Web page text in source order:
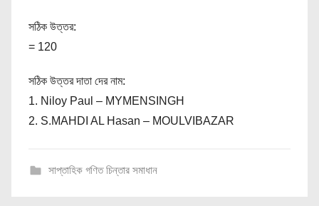
সঠিক উত্তর:
= 120
সঠিক উত্তর দাতা দের নাম:
1. Niloy Paul – MYMENSINGH
2. S.MAHDI AL Hasan – MOULVIBAZAR
সাপ্তাহিক গণিত চিন্তার সমাধান